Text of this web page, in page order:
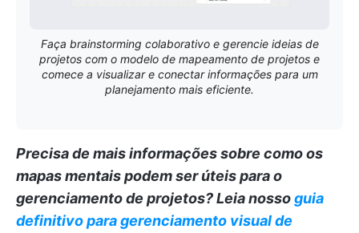
Faça brainstorming colaborativo e gerencie ideias de
projetos com o modelo de mapeamento de projetos e
comece a visualizar e conectar informações para um
planejamento mais eficiente.
Precisa de mais informações sobre como os
mapas mentais podem ser úteis para o
gerenciamento de projetos?Leia nossoguia
definitivo para gerenciamento visual de